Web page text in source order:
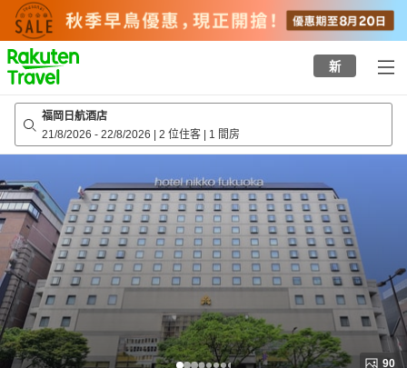
to
top
page
新
福岡日航酒店
21/8/2026 - 22/8/2026 | 2 位住客 | 1 間房
90